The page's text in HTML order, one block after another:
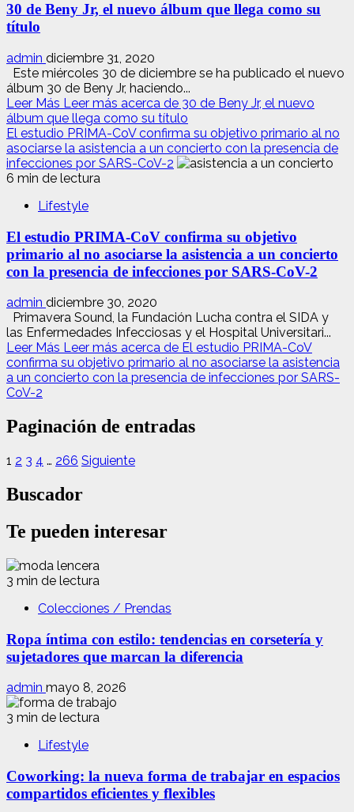
30 de Beny Jr, el nuevo álbum que llega como su
título
admin diciembre 31, 2020
Este miércoles 30 de diciembre se ha publicado el nuevo
álbum 30 de Beny Jr, haciendo...
Leer Más Leer más acerca de 30 de Beny Jr, el nuevo
álbum que llega como su título
El estudio PRIMA-CoV confirma su objetivo primario al no
asociarse la asistencia a un concierto con la presencia de
infecciones por SARS-CoV-2
6 min de lectura
Lifestyle
El estudio PRIMA-CoV confirma su objetivo
primario al no asociarse la asistencia a un concierto
con la presencia de infecciones por SARS-CoV-2
admin diciembre 30, 2020
Primavera Sound, la Fundación Lucha contra el SIDA y
las Enfermedades Infecciosas y el Hospital Universitari...
Leer Más Leer más acerca de El estudio PRIMA-CoV
confirma su objetivo primario al no asociarse la asistencia
a un concierto con la presencia de infecciones por SARS-
CoV-2
Paginación de entradas
1 2 3 4 … 266 Siguiente
Buscador
Te pueden interesar
3 min de lectura
Colecciones / Prendas
Ropa íntima con estilo: tendencias en corsetería y
sujetadores que marcan la diferencia
admin mayo 8, 2026
3 min de lectura
Lifestyle
Coworking: la nueva forma de trabajar en espacios
compartidos eficientes y flexibles